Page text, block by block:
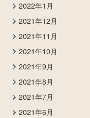
2022年1月
2021年12月
2021年11月
2021年10月
2021年9月
2021年8月
2021年7月
2021年6月